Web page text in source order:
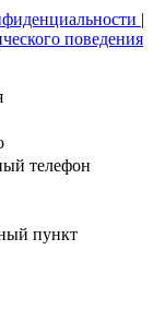
|
поведения
телефон
пункт